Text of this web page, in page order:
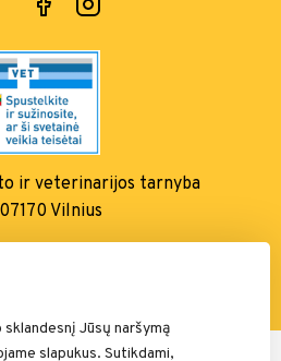
ir veterinarijos tarnyba
Vilnius
Jūsų naršymą
slapukus. Sutikdami,